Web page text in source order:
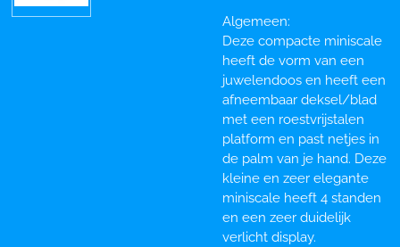
Algemeen:
Deze compacte miniscale
heeft de vorm van een
juwelendoos en heeft een
afneembaar deksel/blad
met een roestvrijstalen
platform en past netjes in
de palm van je hand. Deze
kleine en zeer elegante
miniscale heeft 4 standen
en een zeer duidelijk
verlicht display.